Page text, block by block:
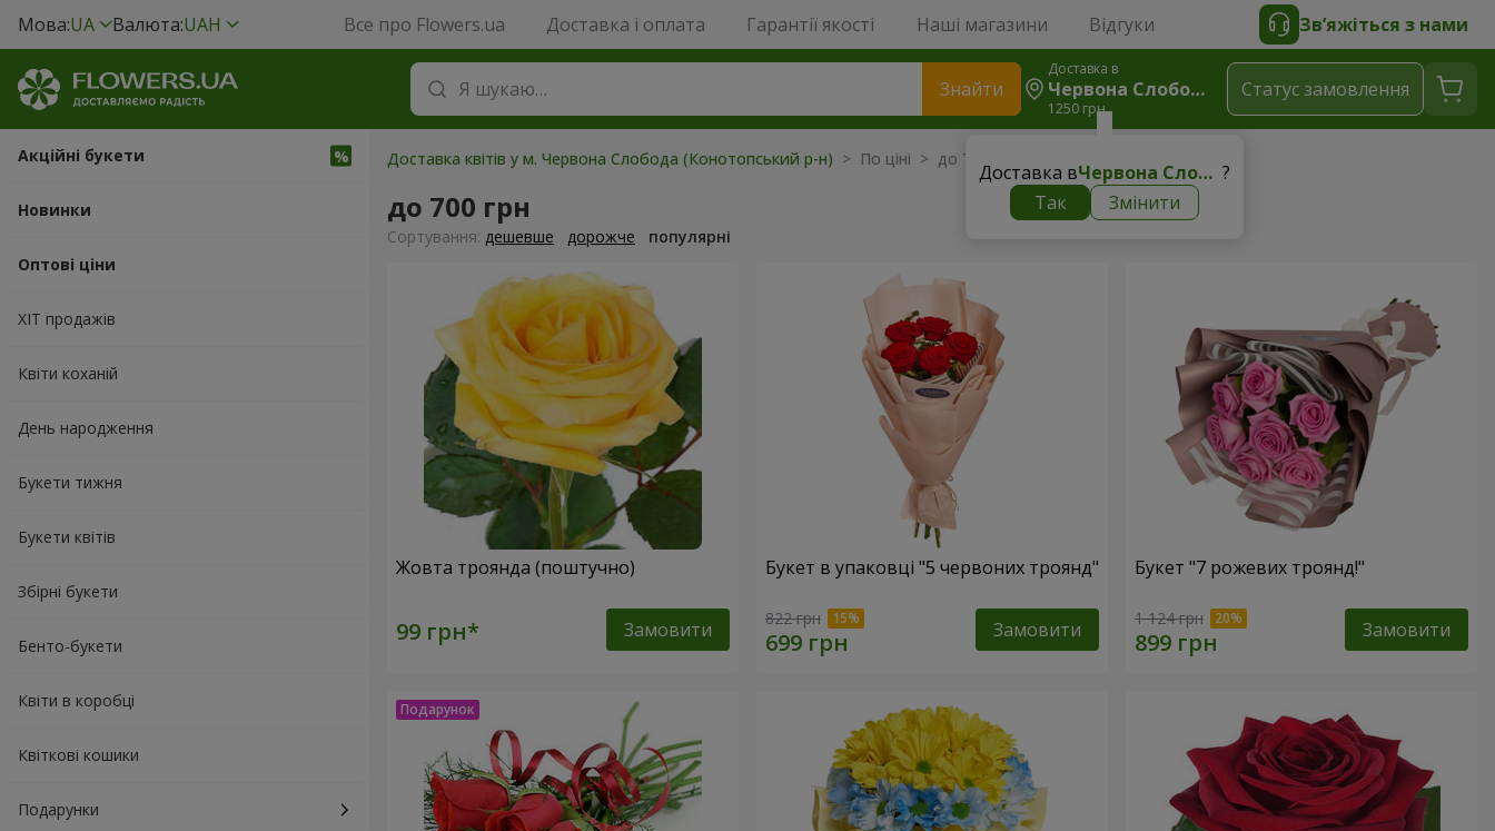
Мова:UA Валюта:UAH Все про Flowers.ua Доставка і оплата Гарантії якості Наші магазини Відгуки Зв’яжіться з нами
Знайти
Доставка в
Червона Слобода (Конотопський Р-Н)
1250 грн
Доставка в Червона Слобода (Конотопський р-н) ?
Так
Змінити
Статус замовлення
Акційні букети
Новинки
Оптові ціни
ХІТ продажів
Квіти коханій
День народження
Букети тижня
Букети квітів
Збірні букети
Бенто-букети
Квіти в коробці
Квіткові кошики
Подарунки
Доставка квітів у м. Червона Слобода (Конотопський р-н) > По ціні > до 700 грн
до 700 грн
Сортування: дешевше дорожче популярні
Жовта троянда (поштучно)
Замовити
Букет в упаковці "5 червоних троянд"
822 грн Замовити
Букет "7 рожевих троянд!"
1 124 грн Замовити